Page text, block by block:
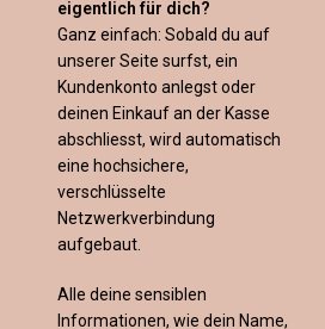
eigentlich für dich?
Ganz einfach: Sobald du auf
unserer Seite surfst, ein
Kundenkonto anlegst oder
deinen Einkauf an der Kasse
abschliesst, wird automatisch
eine hochsichere,
verschlüsselte
Netzwerkverbindung
aufgebaut.
Alle deine sensiblen
Informationen, wie dein Name,